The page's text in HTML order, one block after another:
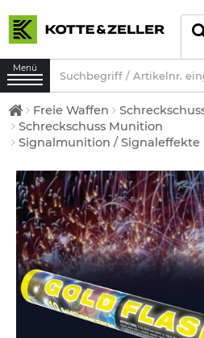
Menü
Freie Waffen
Schreckschuss Munition
Signalmunition / Signaleffekte